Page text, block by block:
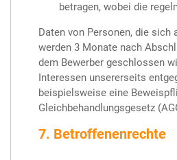
betragen, wobei die
Daten von Personen, die sich
werden 3 Monate nach
dem Bewerber geschlossen
Interessen unsererseits
beispielsweise eine
Gleichbehandlungsgesetz
7. Betroffenenrechte